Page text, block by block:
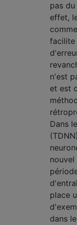
pas
effet,
facilite
n'est
et est
Dans
place
dans